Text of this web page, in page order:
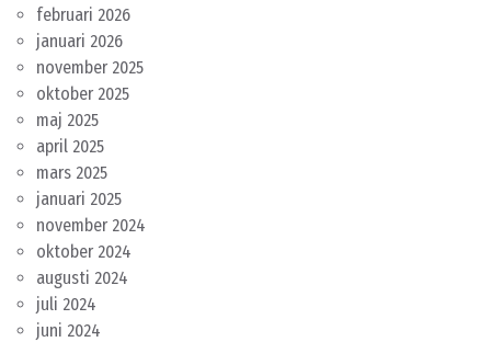
februari 2026
januari 2026
november 2025
oktober 2025
maj 2025
april 2025
mars 2025
januari 2025
november 2024
oktober 2024
augusti 2024
juli 2024
juni 2024